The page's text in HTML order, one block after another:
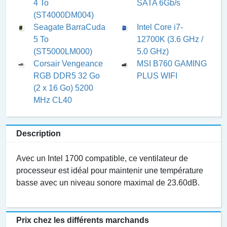
4 To
(ST4000DM004)
SATA 6Gb/s
Seagate BarraCuda
5 To
(ST5000LM000)
Intel Core i7-
12700K (3.6 GHz /
5.0 GHz)
Corsair Vengeance
RGB DDR5 32 Go
(2 x 16 Go) 5200
MHz CL40
MSI B760 GAMING
PLUS WIFI
Description
Avec un Intel 1700 compatible, ce ventilateur de
processeur est idéal pour maintenir une température
basse avec un niveau sonore maximal de 23.60dB.
Prix chez les différents marchands